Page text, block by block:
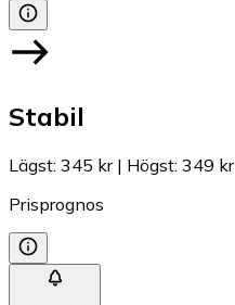
Stabil
Lägst: 345 kr| Högst: 349 kr
Prisprognos